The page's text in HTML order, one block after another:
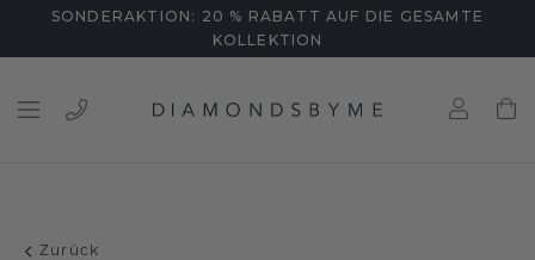
SONDERAKTION: 20 % RABATT AUF DIE GESAMTE
KOLLEKTION
Zurück